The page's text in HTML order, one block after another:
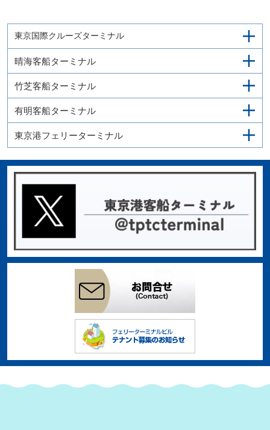
東京国際クルーズターミナル
晴海客船ターミナル
竹芝客船ターミナル
有明客船ターミナル
東京港フェリーターミナル